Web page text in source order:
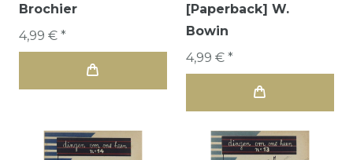
Brochier
4,99 € *
[Paperback] W.
Bowin
4,99 € *